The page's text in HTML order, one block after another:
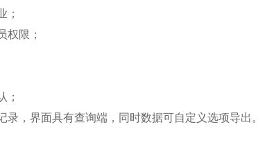
；
权限；
；
，界面具有查询端，同时数据可自定义选项导出。